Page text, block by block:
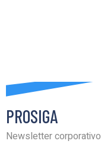
PROSIGA
Newsletter corporativo